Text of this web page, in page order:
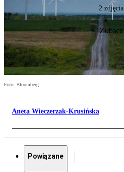
2 zdjęcia
Zobacz
Foto: Bloomberg
Aneta Wieczerzak-Krusińska
Powiązane